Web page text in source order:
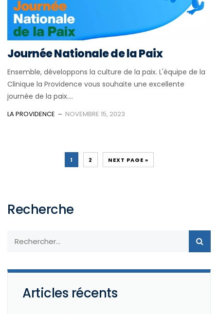
Journée Nationale de la Paix
Ensemble, développons la culture de la paix. L'équipe de la
Clinique la Providence vous souhaite une excellente
journée de la paix....
LA PROVIDENCE NOVEMBRE 15, 2023
1 2 NEXT PAGE »
Recherche
Articles récents